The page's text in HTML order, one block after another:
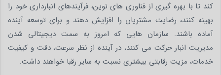
کند تا با بهره گیری از فناوری های نوین، فرآیندهای انبارداری خود را
بهینه کنند، رضایت مشتریان را افزایش دهند و برای توسعه آینده
آماده باشند. سازمان هایی که امروز به سمت دیجیتالی شدن
مدیریت انبار حرکت می کنند، در آینده از نظر سرعت، دقت و کیفیت
خدمات، مزیت رقابتی بیشتری نسبت به سایر رقبا خواهند داشت.